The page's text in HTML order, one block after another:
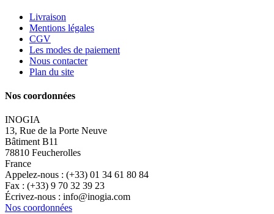
Livraison
Mentions légales
CGV
Les modes de paiement
Nous contacter
Plan du site
Nos coordonnées
INOGIA
13, Rue de la Porte Neuve
Bâtiment B11
78810 Feucherolles
France
Appelez-nous : (+33) 01 34 61 80 84
Fax : (+33) 9 70 32 39 23
Écrivez-nous : info@inogia.com
Nos coordonnées